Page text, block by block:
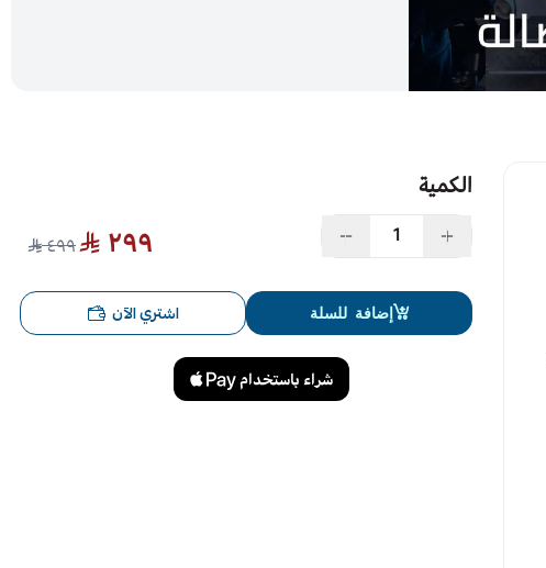
الكمية
٢٩٩ ٤٩٩
إضافة للسلة اشتري الآن